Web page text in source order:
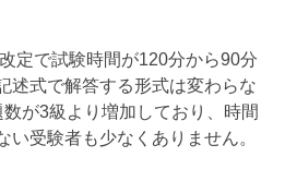
定で試験時間が120分から90分
述式で解答する形式は変わらな
が3級より増加しており、時間
い受験者も少なくありません。